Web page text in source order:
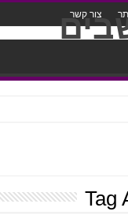
צור קשר
Tag